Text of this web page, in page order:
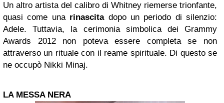
Un altro artista del calibro di Whitney riemerse trionfante,
quasi come una rinascitadopo un periodo di silenzio:
Adele. Tuttavia, la cerimonia simbolica dei Grammy
Awards 2012 non poteva essere completa se non
attraverso un rituale con il reame spirituale. Di questo se
ne occupò Nikki Minaj.
LA MESSA NERA